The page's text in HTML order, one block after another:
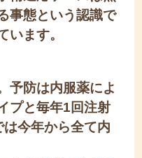
事態という認識で
います。
予防は内服薬によ
プと毎年1回注射
今年から全て内